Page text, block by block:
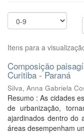
Itens para a
Composição
Curitiba - Paraná
Silva, Anna Gabriela
Resumo : As cidades
de urbanização,
ajardinados dentro do
áreas desempenham